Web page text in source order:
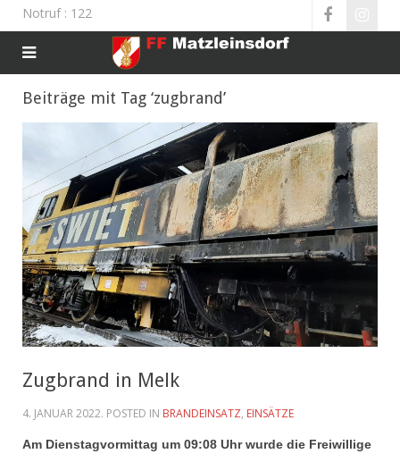
Notruf: 122
Beiträge mit Tag ‘zugbrand’
Zugbrand in Melk
4. JANUAR 2022. POSTED IN BRANDEINSATZ, EINSÄTZE
Am Dienstagvormittag um 09:08 Uhr wurde die Freiwillige